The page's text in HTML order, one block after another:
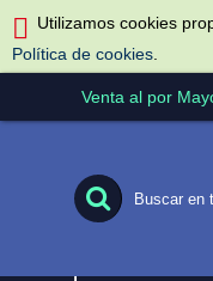
Utilizamos cookies
Política de cookies
Venta al por